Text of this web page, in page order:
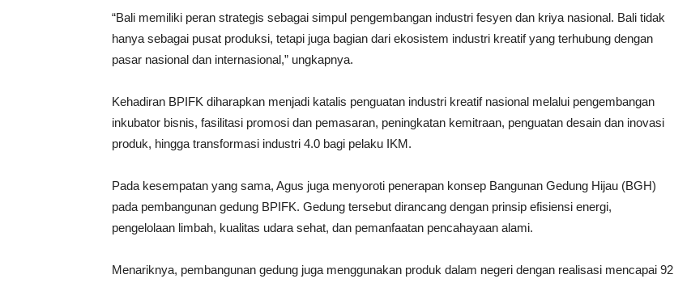
“Bali memiliki peran strategis sebagai simpul pengembangan industri fesyen dan kriya nasional. Bali tidak
hanya sebagai pusat produksi, tetapi juga bagian dari ekosistem industri kreatif yang terhubung dengan
pasar nasional dan internasional,” ungkapnya.
Kehadiran BPIFK diharapkan menjadi katalis penguatan industri kreatif nasional melalui pengembangan
inkubator bisnis, fasilitasi promosi dan pemasaran, peningkatan kemitraan, penguatan desain dan inovasi
produk, hingga transformasi industri 4.0 bagi pelaku IKM.
Pada kesempatan yang sama, Agus juga menyoroti penerapan konsep Bangunan Gedung Hijau (BGH)
pada pembangunan gedung BPIFK. Gedung tersebut dirancang dengan prinsip efisiensi energi,
pengelolaan limbah, kualitas udara sehat, dan pemanfaatan pencahayaan alami.
Menariknya, pembangunan gedung juga menggunakan produk dalam negeri dengan realisasi mencapai 92